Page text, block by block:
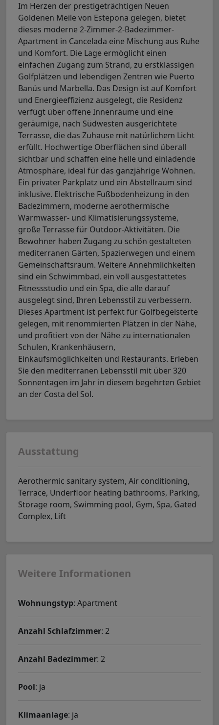
Im Herzen der prestigeträchtigen Neuen
Goldenen Meile von Estepona gelegen, bietet
dieses moderne 2-Zimmer-2-Badezimmer-
Apartment in Cancelada eine Mischung aus Ruhe
und Komfort. Die Lage ermöglicht einen
einfachen Zugang zum Strand, zu erstklassigen
Golfplätzen und lebendigen Zentren wie Puerto
Banús und Marbella. Das Design ist auf Komfort
und Energieeffizienz ausgelegt, die Residenz
verfügt über offene Innenräume und eine
geräumige, nach Südwesten ausgerichtete
Terrasse, die das Zuhause mit natürlichem Licht
erfüllt. Hochwertige Oberflächen sind überall
sichtbar und schaffen eine helle und einladende
Atmosphäre, ideal für das ganzjährige Wohnen.
Ein privater Parkplatz und ein Abstellraum sind
inklusive. Elektrische Fußbodenheizung in den
Badezimmern, moderne aerothermische
Warmwasser- und Klimatisierungssysteme,
große Terrasse für Outdoor-Aktivitäten. Die
Bewohner haben Zugang zu schön gestalteten
mediterranen Gärten, Spazierwegen und einem
Gemeinschaftsraum. Weitere Annehmlichkeiten
sind ein Schwimmbad, ein voll ausgestattetes
Fitnessstudio und ein Spa, die alle darauf
ausgelegt sind, Ihren Lebensstil zu verbessern.
Dieses Apartment ist perfekt für Golfbegeisterte
gelegen, mit renommierten Plätzen in der Nähe,
und profitiert von der Nähe zu internationalen
Schulen, Krankenhäusern,
Einkaufsmöglichkeiten und Restaurants. Erleben
Sie den mediterranen Lebensstil mit über 320
Sonnentagen im Jahr in diesem begehrten Gebiet
an der Costa del Sol.
Ausstattung
Aerothermic sanitary system, Air conditioning,
Terrace, Underfloor heating bathrooms, Parking,
Storage room, Swimming pool, Gym, Spa, Gated
Complex, Lift
Weitere Informationen
Wohnungstyp: Apartment
Anzahl Schlafzimmer: 2
Anzahl Badezimmer: 2
Pool: ja
Klimaanlage: ja